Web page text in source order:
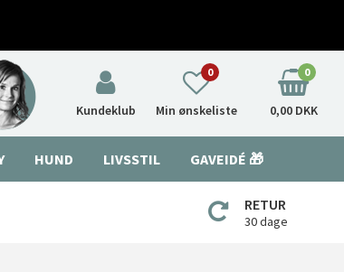
Kundeklub Min ønskeliste
0 0
0,00 DKK
HUND LIVSSTIL GAVEIDÉ 🎁
RETUR
30 dage